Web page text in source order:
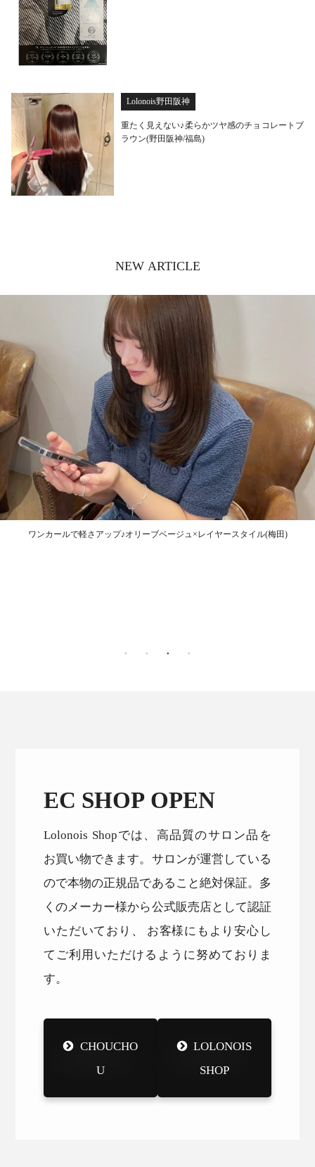
Lolonois野田阪神
重たく見えない♪柔らかツヤ感のチョコレートブ
ラウン(野田阪神/福島)
NEW ARTICLE
ワンカールで軽さアップ♪オリーブベージュ×レイヤースタイル(梅田)
EC SHOP OPEN
Lolonois Shopでは、高品質のサロン品を
お買い物できます。サロンが運営している
ので本物の正規品であること絶対保証。多
くのメーカー様から公式販売店として認証
いただいており、 お客様にもより安心し
てご利用いただけるように努めておりま
す。
CHOUCHO
U
LOLONOIS
SHOP